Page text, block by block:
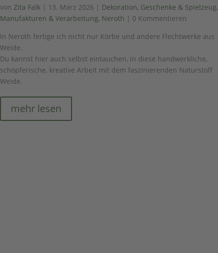
von Zita Falk | 13. März 2026 | Dekoration, Geschenke & Spielzeug,
Manufakturen & Verarbeitung, Neroth | 0 Kommentieren
In Neroth fertige ich nicht nur Körbe und andere Flechtwerke aus
Weide.
Du kannst hier auch selbst eintauchen, in diese handwerkliche,
schöpferische, kreative Arbeit mit dem faszinierenden Naturstoff
Weide.
mehr lesen